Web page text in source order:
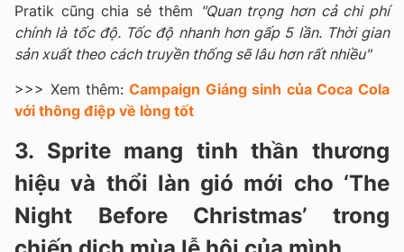
Pratik cũng chia sẻ thêm "Quan trọng hơn cả chi phí
chính là tốc độ. Tốc độ nhanh hơn gấp 5 lần. Thời gian
sản xuất theo cách truyền thống sẽ lâu hơn rất nhiều"
>>> Xem thêm: Campaign Giáng sinh của Coca Cola
với thông điệp về lòng tốt
3. Sprite mang tinh thần thương
hiệu và thổi làn gió mới cho ‘The
Night Before Christmas’ trong